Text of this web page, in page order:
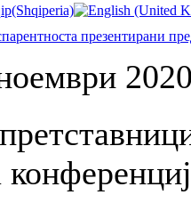
презентирани